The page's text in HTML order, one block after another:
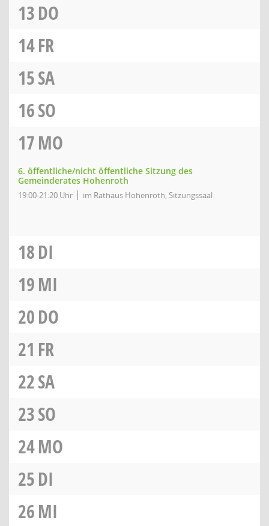
13DO
14FR
15SA
16SO
17MO
6. öffentliche/nicht öffentliche Sitzung des
Gemeinderates Hohenroth
19:00-21:20 Uhr im Rathaus Hohenroth, Sitzungssaal
18DI
19MI
20DO
21 FR
22SA
23SO
24MO
25DI
26MI